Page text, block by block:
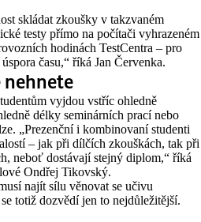
skládat zkoušky v takzvaném
testy přímo na počítači vyhrazeném
hodinách TestCentra – pro
času,“ říká Jan Červenka.
nehnete
vyjdou vstříc ohledně
délky seminárních prací nebo
„Prezenční i kombinovaní studenti
– jak při dílčích zkouškách, tak při
neboť dostávají stejný diplom,“ říká
Ondřej Tikovský.
najít sílu věnovat se učivu
totiž dozvědí jen to nejdůležitější.